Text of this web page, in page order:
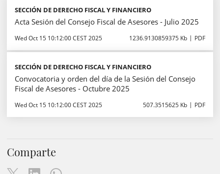
SECCIÓN DE DERECHO FISCAL Y FINANCIERO
Acta Sesión del Consejo Fiscal de Asesores - Julio 2025
Wed Oct 15 10:12:00 CEST 2025 1236.9130859375 Kb PDF
SECCIÓN DE DERECHO FISCAL Y FINANCIERO
Convocatoria y orden del día de la Sesión del Consejo
Fiscal de Asesores - Octubre 2025
Wed Oct 15 10:12:00 CEST 2025 507.3515625 Kb PDF
Comparte